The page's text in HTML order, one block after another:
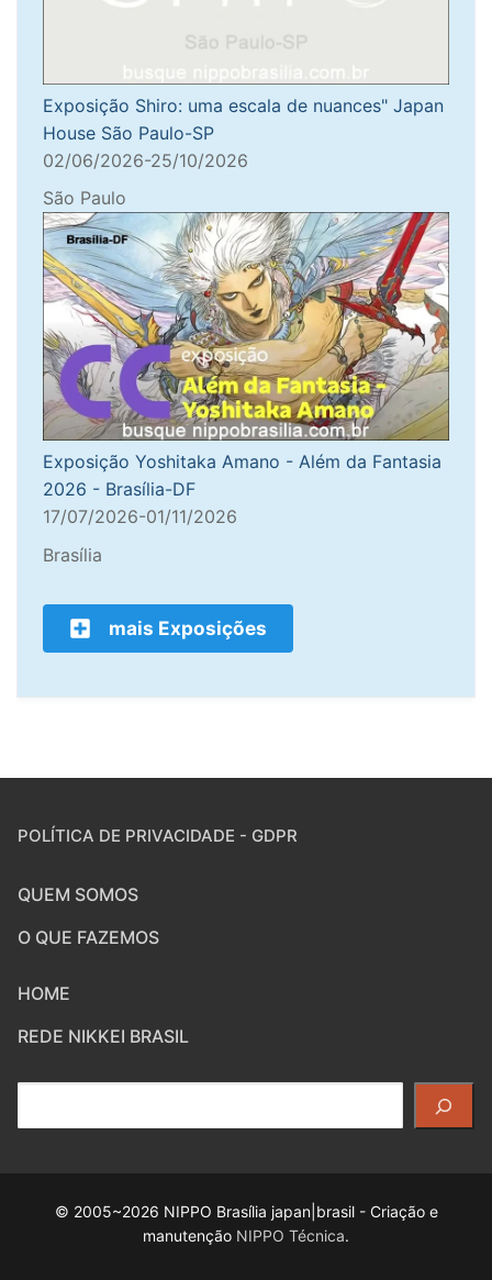
Exposição Shiro: uma escala de nuances" Japan
House São Paulo-SP
02/06/2026-25/10/2026
São Paulo
Exposição Yoshitaka Amano - Além da Fantasia
2026 - Brasília-DF
17/07/2026-01/11/2026
Brasília
mais Exposições
POLÍTICA DE PRIVACIDADE - GDPR
QUEM SOMOS
O QUE FAZEMOS
HOME
REDE NIKKEI BRASIL
© 2005~2026 NIPPO Brasília japan|brasil - Criação e
manutenção NIPPO Técnica.